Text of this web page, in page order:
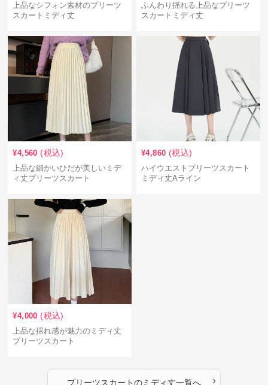
上品なシフォン素材のプリーツ
スカートミディ丈
ふんわり揺れる上品なプリーツ
スカートミディ丈
¥4,560 (税込)
上品な細かいひだが美しいミデ
ィ丈プリーツスカート
¥4,860 (税込)
ハイウエストプリーツスカート
ミディ丈Aライン
¥4,000 (税込)
上品な揺れ感が魅力のミディ丈
プリーツスカート
プリーツスカートのミディ丈一覧へ ›